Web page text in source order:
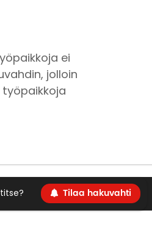
ei
jolloin
Tilaa hakuvahti